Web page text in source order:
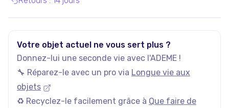
Votre objet actuel ne vous sert plus ?
Donnez-lui une seconde vie avec l'ADEME !
🔧 Réparez-le avec un pro via Longue vie aux
objets
♻️ Recyclez-le facilement grâce à Que faire de